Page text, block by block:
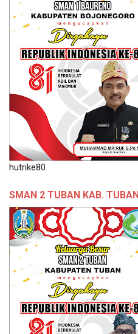
hutrike80
SMAN 2 TUBAN KAB. TUBAN